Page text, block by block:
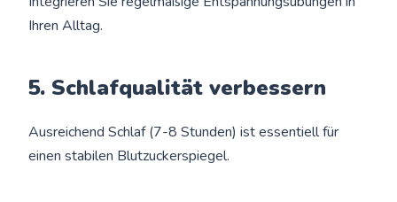
Ihren Alltag.
5. Schlafqualität verbessern
Ausreichend Schlaf (7-8 Stunden) ist essentiell für
einen stabilen Blutzuckerspiegel.